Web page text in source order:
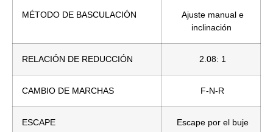
MÉTODO DE BASCULACIÓN
Ajuste manual e
inclinación
RELACIÓN DE REDUCCIÓN 2.08: 1
CAMBIO DE MARCHAS F-N-R
ESCAPE Escape por el buje